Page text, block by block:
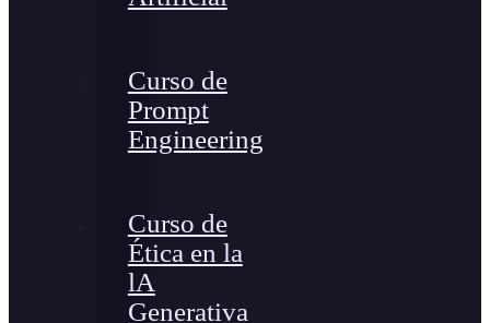
Curso de
Prompt
Engineering
Curso de
Ética en la
lA
Generativa